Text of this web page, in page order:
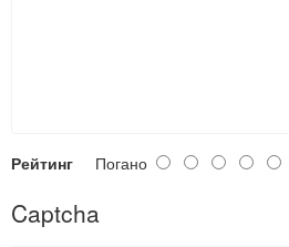
Рейтинг Погано
Captcha